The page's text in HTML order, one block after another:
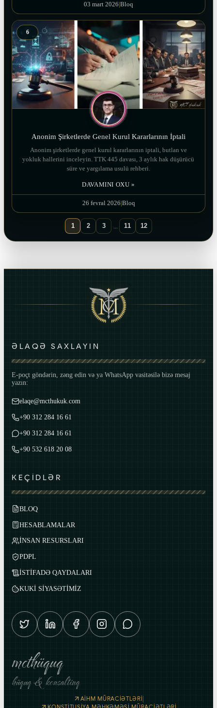
03 mart 2026|Bloq
6
Anonim Şirketlerde Genel Kurul Kararlarının İptali
Anonim şirketlerde genel kurul kararlarının iptali, butlan ve
yokluk hallerini inceleyin. TTK 445 davası, 3 aylık hak düşürücü
süre ve yargılama usulü rehberi.
DAVAMINI OXU »
26 fevral 2026 Bloq
1 2 3 11 12
ƏLAQƏ SAXLAYIN
E-poçt göndərin, zəng edin və ya WhatsApp vasitəsilə bizə mesaj
yazın:
elaqe@mcthukuk.com
+90 312 284 16 61
+90 312 284 16 61
+90 532 618 20 08
KEÇİDLƏR
BLOQ
HESABLAMALAR
İNSAN RESURSLARI
PDPL
İSTİFADƏ QAYDALARI
KUKİ SİYASƏTİMİZ
mcthüquq
hüquq & konsaltinq
AİHM MÜRACİƏTLƏRİ |